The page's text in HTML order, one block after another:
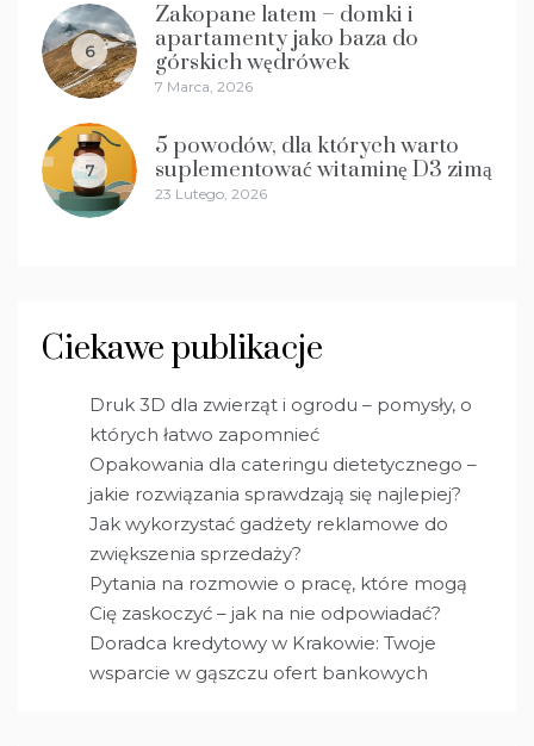
6
Zakopane latem – domki i
apartamenty jako baza do
górskich wędrówek
7 Marca, 2026
7
5 powodów, dla których warto
suplementować witaminę D3 zimą
23 Lutego, 2026
Ciekawe publikacje
Druk 3D dla zwierząt i ogrodu – pomysły, o
których łatwo zapomnieć
Opakowania dla cateringu dietetycznego –
jakie rozwiązania sprawdzają się najlepiej?
Jak wykorzystać gadżety reklamowe do
zwiększenia sprzedaży?
Pytania na rozmowie o pracę, które mogą
Cię zaskoczyć – jak na nie odpowiadać?
Doradca kredytowy w Krakowie: Twoje
wsparcie w gąszczu ofert bankowych